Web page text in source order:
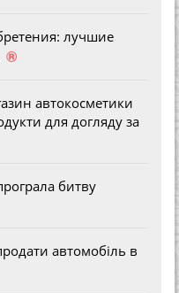
лучшие
®
автокосметики
для догляду за
битву
автомобіль в